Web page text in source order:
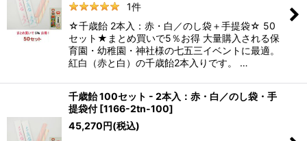
1件
☆千歳飴 2本入：赤・白／のし袋＋手提袋☆ 50
セット★まとめ買いで5％お得 大量購入される保
育園・幼稚園・神社様の七五三イベントに最適。
紅白（赤と白）の千歳飴2本入りです。 …
千歳飴 100セット - 2本入：赤・白／のし袋・手
提袋付 [1166-2tn-100]
45,270円(税込)